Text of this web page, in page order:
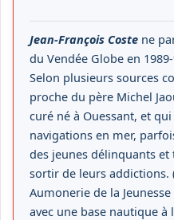
Jean-François Coste ne
du Vendée Globe en
Selon plusieurs sources
proche du père Michel
curé né à Ouessant, et
navigations en mer,
des jeunes délinquants
sortir de leurs addictions.
Aumonerie de la
avec une base nautique à